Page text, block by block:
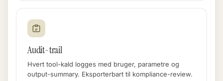
Audit-trail
Hvert tool-kald logges med bruger, parametre og
output-summary. Eksporterbart til kompliance-review.